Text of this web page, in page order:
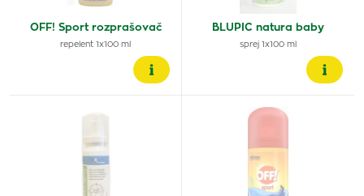
OFF! Sport rozprašovač
repelent 1x100 ml
BLUPIC natura baby
sprej 1x100 ml